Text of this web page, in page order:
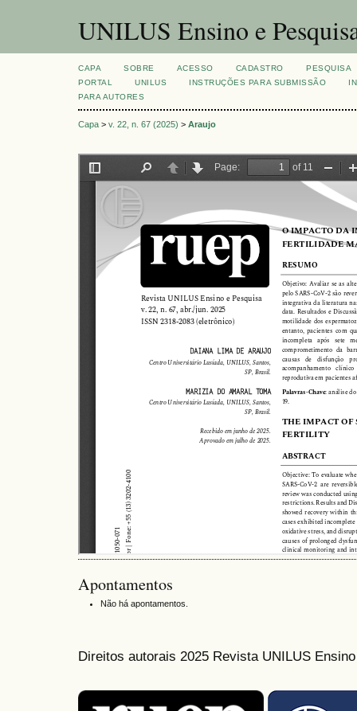
UNILUS Ensino e
CAPA SOBRE ACESSO CADASTRO
PESQUISA
PORTAL
UNILUS INSTRUÇÕES PARA SUBMISSÃO
PARA AUTORES
Capa > v. 22, n. 67 (2025) > Araujo
Apontamentos
Não há apontamentos.
Direitos autorais 2025 Revista UNILUS